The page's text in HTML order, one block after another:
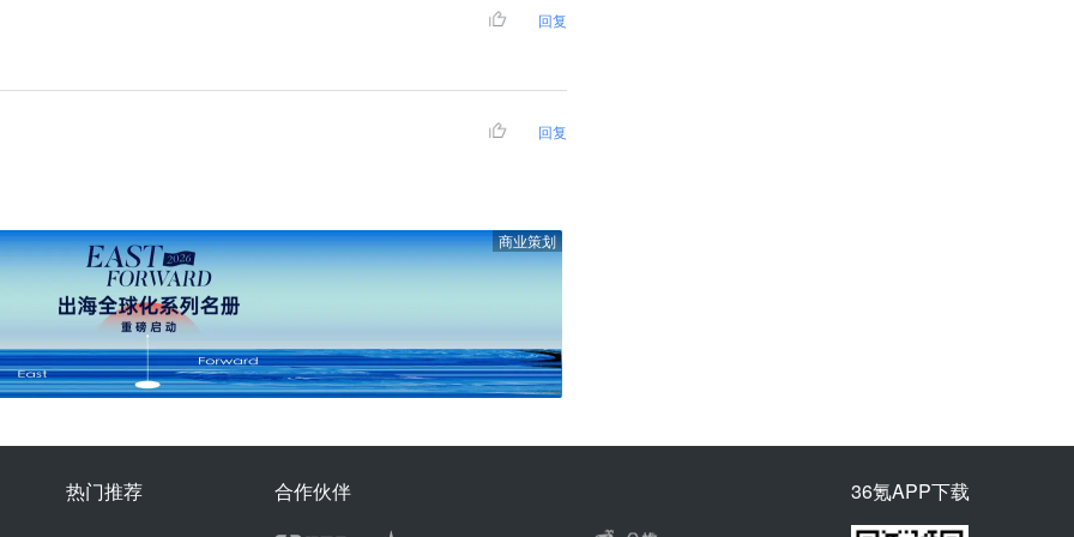
回复
回复
商业策划
热门推荐 合作伙伴 36氪APP下载